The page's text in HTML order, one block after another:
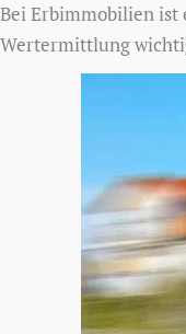
Bei Erbimmobilien ist
Wertermittlung